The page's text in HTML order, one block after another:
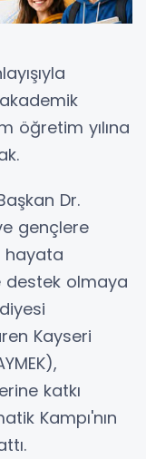
öğretim yılına
Dr.
gençlere
hayata
destek olmaya
Kayseri
katkı
Kampı'nın